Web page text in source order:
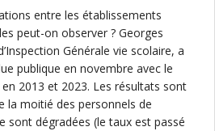
entre les établissements
peut-on observer ? Georges
Générale vie scolaire, a
publique en novembre avec le
2013 et 2023. Les résultats sont
la moitié des personnels de
sont dégradées (le taux est passé